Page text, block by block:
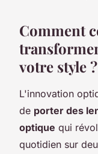
Comment
votre style ?
L'innovation
de porter des
optique qui
quotidien sur